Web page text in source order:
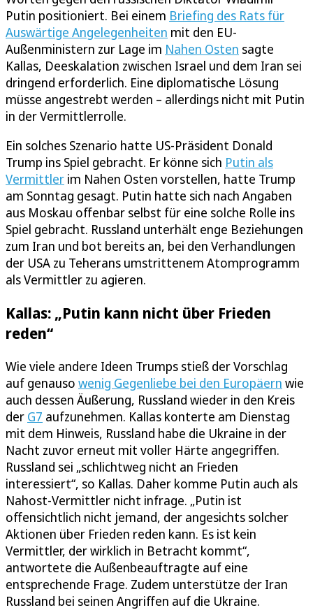
Putin positioniert. Bei einem Briefing des Rats für
Auswärtige Angelegenheiten mit den EU-
Außenministern zur Lage im Nahen Osten sagte
Kallas, Deeskalation zwischen Israel und dem Iran sei
dringend erforderlich. Eine diplomatische Lösung
müsse angestrebt werden – allerdings nicht mit Putin
in der Vermittlerrolle.
Ein solches Szenario hatte US-Präsident Donald
Trump ins Spiel gebracht. Er könne sich Putin als
Vermittler im Nahen Osten vorstellen, hatte Trump
am Sonntag gesagt. Putin hatte sich nach Angaben
aus Moskau offenbar selbst für eine solche Rolle ins
Spiel gebracht. Russland unterhält enge Beziehungen
zum Iran und bot bereits an, bei den Verhandlungen
der USA zu Teherans umstrittenem Atomprogramm
als Vermittler zu agieren.
Kallas: „Putin kann nicht über Frieden
reden“
Wie viele andere Ideen Trumps stieß der Vorschlag
auf genauso wenig Gegenliebe bei den Europäern wie
auch dessen Äußerung, Russland wieder in den Kreis
der G7 aufzunehmen. Kallas konterte am Dienstag
mit dem Hinweis, Russland habe die Ukraine in der
Nacht zuvor erneut mit voller Härte angegriffen.
Russland sei „schlichtweg nicht an Frieden
interessiert“, so Kallas. Daher komme Putin auch als
Nahost-Vermittler nicht infrage. „Putin ist
offensichtlich nicht jemand, der angesichts solcher
Aktionen über Frieden reden kann. Es ist kein
Vermittler, der wirklich in Betracht kommt“,
antwortete die Außenbeauftragte auf eine
entsprechende Frage. Zudem unterstütze der Iran
Russland bei seinen Angriffen auf die Ukraine.